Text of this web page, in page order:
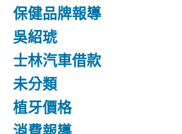
保健品牌報導
吳紹琥
士林汽車借款
未分類
植牙價格